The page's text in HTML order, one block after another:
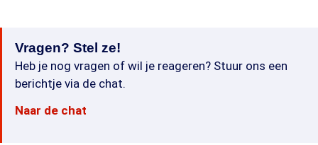
Vragen? Stel ze!
Heb je nog vragen of wil je reageren? Stuur ons een
berichtje via de chat.
Naar de chat